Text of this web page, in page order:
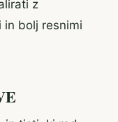
z
in bolj resnimi